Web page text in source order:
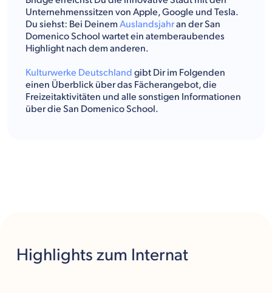
Unternehmenssitzen von Apple, Google und Tesla.
Du siehst: Bei Deinem Auslandsjahran der San
Domenico School wartet ein atemberaubendes
Highlight nach dem anderen.
Kulturwerke Deutschland gibt Dir im Folgenden
einen Überblick über das Fächerangebot, die
Freizeitaktivitäten und alle sonstigen Informationen
über die San Domenico School.
Highlights zum Internat